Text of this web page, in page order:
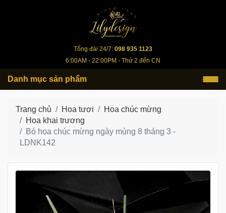
lilydesign.vn
Tổng đài 24/7: 098 935 1123
6:00AM - 22:00PM - Thứ 2 đến CN
Danh mục sản phẩm
Trang chủ Hoa tươi
Hoa chúc mừng
Hoa khai trương
Bó hoa chúc mừng ngày mùng 8 tháng 3 -
LDNK142